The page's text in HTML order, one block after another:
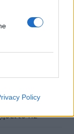
Policy
στη
το 112